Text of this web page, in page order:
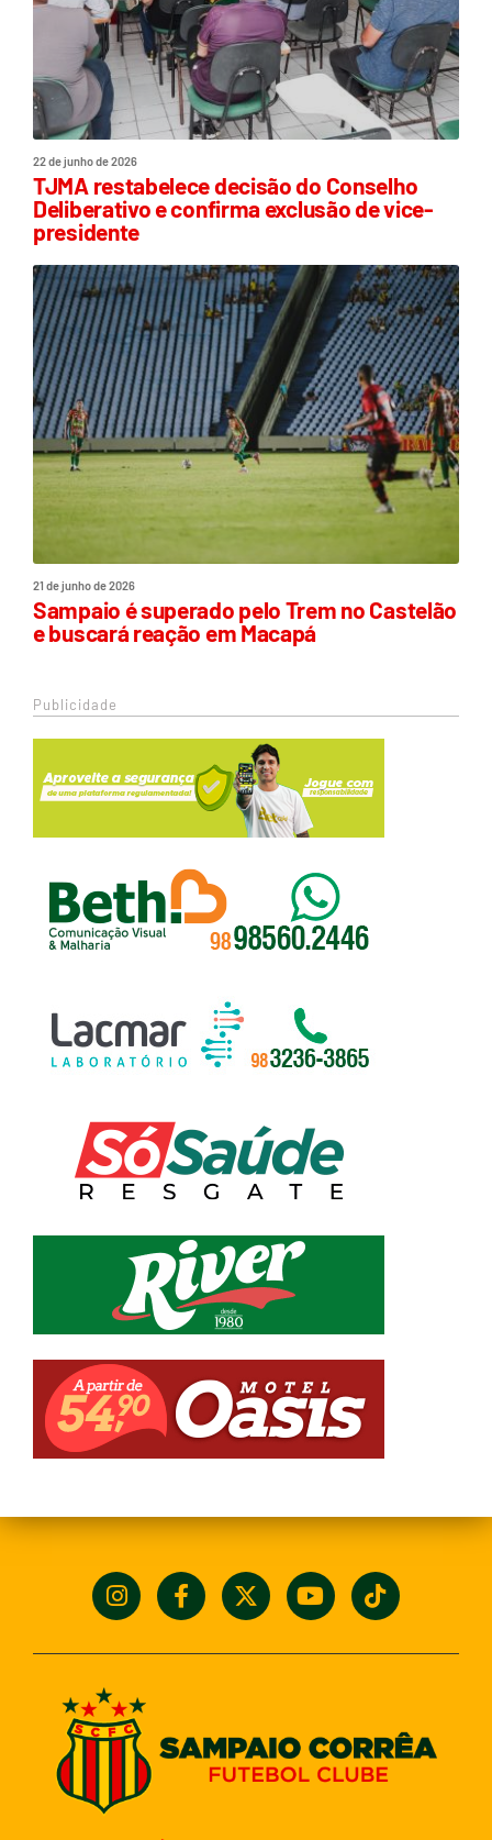
22 de junho de 2026
TJMA restabelece decisão do Conselho
Deliberativo e confirma exclusão de vice-
presidente
21 de junho de 2026
Sampaio é superado pelo Trem no Castelão
e buscará reação em Macapá
Publicidade